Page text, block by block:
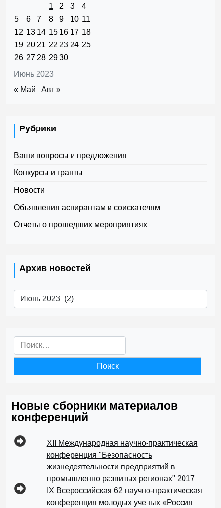
Июнь 2023
1 2 3
4
5
6 7 8 9 10 11
12 13 14 15 16 17 18
19 20 21 22 23 24 25
26 27 28 2930
« Май Авг »
Рубрики
Ваши вопросы и предложения
Конкурсы и гранты
Новости
Объявления аспирантам и соискателям
Отчеты о прошедших мероприятиях
Архив новостей
Архив
новостей
Найти:
Новые сборники материалов
конференций
XII Международная научно-практическая
конференция "Безопасность
жизнедеятельности предприятий в
промышленно развитых регионах" 2017
IX Всероссийская 62 научно-практическая
конференция молодых ученых «Россия